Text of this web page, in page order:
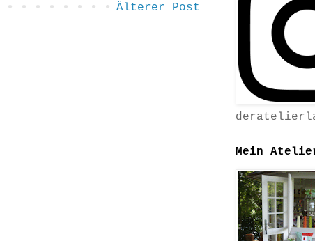
Älterer Post
Mein